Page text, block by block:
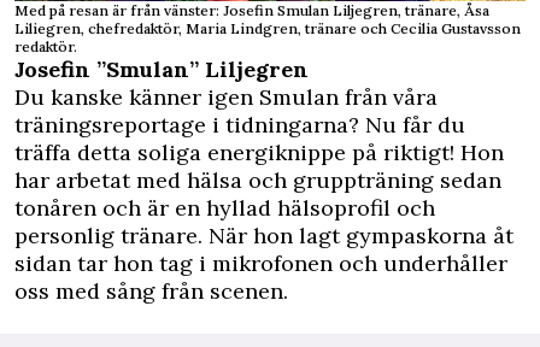
Med på resan är från vänster: Josefin Smulan Liljegren, tränare, Åsa
Liliegren, chefredaktör, Maria Lindgren, tränare och Cecilia Gustavsson
redaktör.
Josefin ”Smulan” Liljegren
Du kanske känner igen Smulan från våra
träningsreportage i tidningarna? Nu får du
träffa detta soliga energiknippe på riktigt! Hon
har arbetat med hälsa och gruppträning sedan
tonåren och är en hyllad hälsoprofil och
personlig tränare. När hon lagt gympaskorna åt
sidan tar hon tag i mikrofonen och underhåller
oss med sång från scenen.